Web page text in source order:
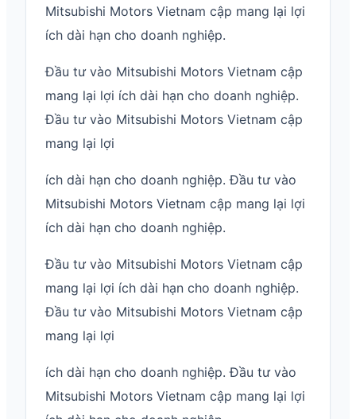
Mitsubishi Motors Vietnam cập mang lại lợi
ích dài hạn cho doanh nghiệp.
Đầu tư vào Mitsubishi Motors Vietnam cập
mang lại lợi ích dài hạn cho doanh nghiệp.
Đầu tư vào Mitsubishi Motors Vietnam cập
mang lại lợi
ích dài hạn cho doanh nghiệp. Đầu tư vào
Mitsubishi Motors Vietnam cập mang lại lợi
ích dài hạn cho doanh nghiệp.
Đầu tư vào Mitsubishi Motors Vietnam cập
mang lại lợi ích dài hạn cho doanh nghiệp.
Đầu tư vào Mitsubishi Motors Vietnam cập
mang lại lợi
ích dài hạn cho doanh nghiệp. Đầu tư vào
Mitsubishi Motors Vietnam cập mang lại lợi